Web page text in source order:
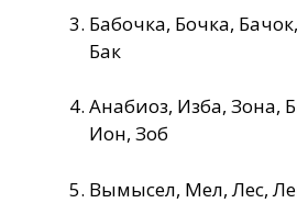
Бабочка, Бочка,
Бак
Анабиоз, Изба, Зона,
Ион, Зоб
Вымысел, Мел, Лес,